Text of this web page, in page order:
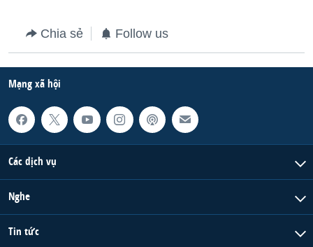
Chia sẻ Follow us
Mạng xã hội
Các dịch vụ
Nghe
Tin tức